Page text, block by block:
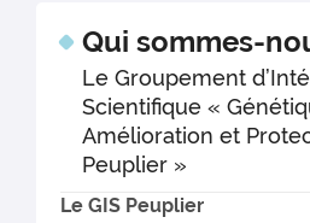
Qui sommes-
Le Groupement
Scientifique «
Amélioration et
Peuplier »
Le GIS Peuplier